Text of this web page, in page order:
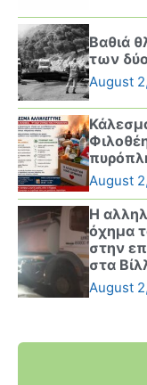
Βαθιά
των
August
August
Η
όχημα
στην
στα
August